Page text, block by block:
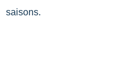
saisons.